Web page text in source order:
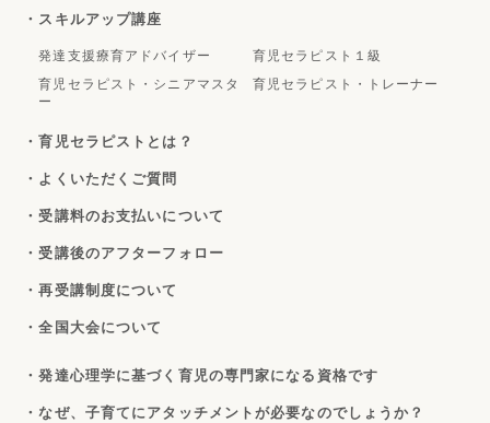
・スキルアップ講座
発達支援療育アドバイザー
育児セラピスト１級
育児セラピスト・シニアマスタ
ー
育児セラピスト・トレーナー
・育児セラピストとは？
・よくいただくご質問
・受講料のお支払いについて
・受講後のアフターフォロー
・再受講制度について
・全国大会について
・発達心理学に基づく育児の専門家になる資格です
・なぜ、子育てにアタッチメントが必要なのでしょうか？